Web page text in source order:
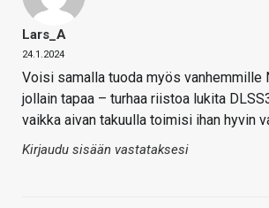
Lars_A
24.1.2024
Voisi samalla tuoda myös vanhemmille
jollain tapaa – turhaa riistoa lukita
vaikka aivan takuulla toimisi ihan hyvin
Kirjaudu sisään vastataksesi